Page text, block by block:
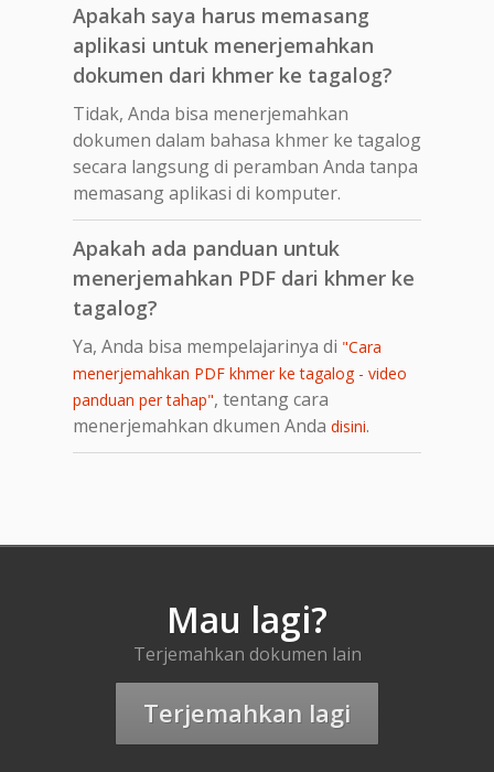
Apakah saya harus memasang
aplikasi untuk menerjemahkan
dokumen dari khmer ke tagalog?
Tidak, Anda bisa menerjemahkan
dokumen dalam bahasa khmer ke tagalog
secara langsung di peramban Anda tanpa
memasang aplikasi di komputer.
Apakah ada panduan untuk
menerjemahkan PDF dari khmer ke
tagalog?
Ya, Anda bisa mempelajarinya di "Cara
menerjemahkan PDF khmer ke tagalog - video
panduan per tahap", tentang cara
menerjemahkan dkumen Anda disini.
Mau lagi?
Terjemahkan dokumen lain
Terjemahkan lagi